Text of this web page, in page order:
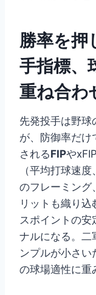
勝率を押
手指標、
重ね合わ
先発投手は野球
が、防御率だけ
されるFIPや
（平均打球速
のフレーミング
リットも織り
スポイントの
ナルになる。二
ンプルが小さ
の球場適性に重